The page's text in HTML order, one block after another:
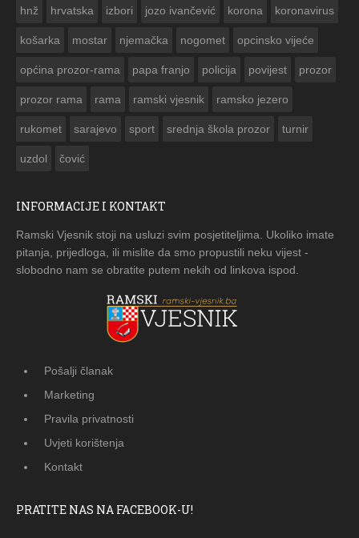
hnž hrvatska izbori jozo ivančević korona koronavirus
košarka mostar njemačka nogomet opcinsko vijeće
općina prozor-rama papa franjo policija povijest prozor
prozor rama rama ramski vjesnik ramsko jezero
rukomet sarajevo sport srednja škola prozor turnir
uzdol čović
INFORMACIJE I KONTAKT
Ramski Vjesnik stoji na usluzi svim posjetiteljima. Ukoliko imate
pitanja, prijedloga, ili mislite da smo propustili neku vijest -
slobodno nam se obratite putem nekih od linkova ispod.
Pošalji članak
Marketing
Pravila privatnosti
Uvjeti korištenja
Kontakt
PRATITE NAS NA FACEBOOK-U!